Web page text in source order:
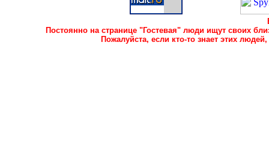
Постоянно на странице "Гостевая" люди ищут своих
Пожалуйста, если кто-то знает этих